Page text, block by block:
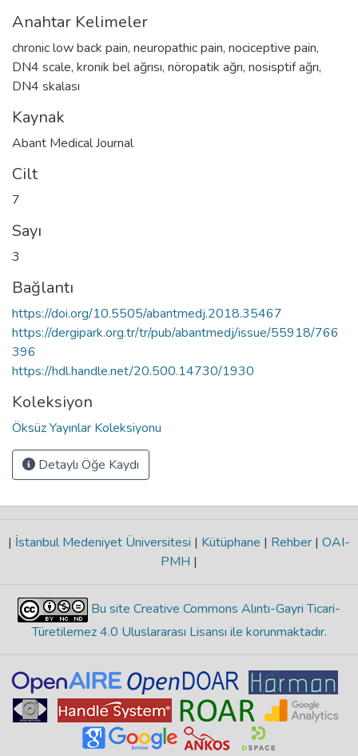
Anahtar Kelimeler
chronic low back pain, neuropathic pain, nociceptive pain,
DN4 scale, kronik bel ağrısı, nöropatik ağrı, nosisptif ağrı,
DN4 skalası
Kaynak
Abant Medical Journal
Cilt
7
Sayı
3
Bağlantı
https://doi.org/10.5505/abantmedj.2018.35467
https://dergipark.org.tr/tr/pub/abantmedj/issue/55918/766
396
https://hdl.handle.net/20.500.14730/1930
Koleksiyon
Öksüz Yayınlar Koleksiyonu
Detaylı Öğe Kaydı
| İstanbul Medeniyet Üniversitesi | Kütüphane | Rehber | OAI-
PMH |
Bu site Creative Commons Alıntı-Gayri Ticari-
Türetilemez 4.0 Uluslararası Lisansı ile korunmaktadır.